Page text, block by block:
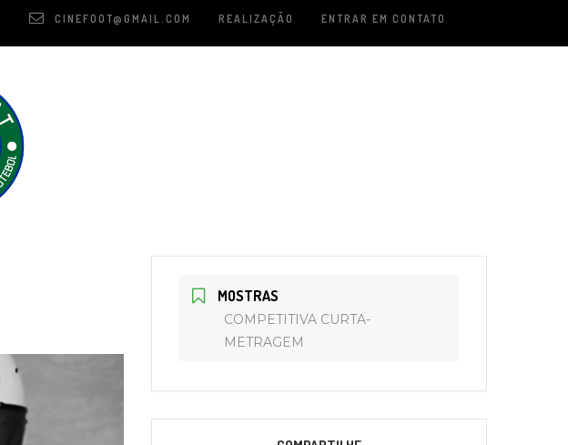
CINEFOOT@GMAIL.COM REALIZAÇÃO ENTRAR EM CONTATO
MOSTRAS
COMPETITIVA CURTA-
METRAGEM